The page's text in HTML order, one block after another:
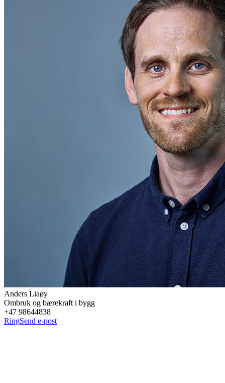
Anders Liaøy
Ombruk og bærekraft i bygg
+47 98644838
RingSend e-post